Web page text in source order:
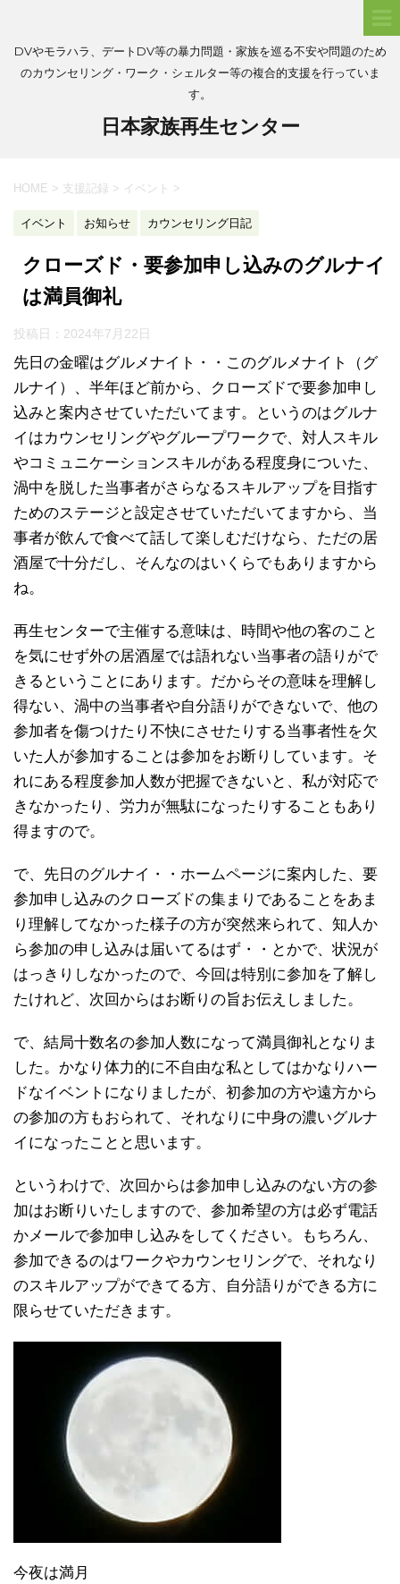
DVやモラハラ、デートDV等の暴力問題・家族を巡る不安や問題のため
のカウンセリング・ワーク・シェルター等の複合的支援を行っていま
す。
日本家族再生センター
HOME > 支援記録 > イベント >
イベント お知らせ カウンセリング日記
クローズド・要参加申し込みのグルナイ
は満員御礼
投稿日： 2024年7月22日
先日の金曜はグルメナイト・・このグルメナイト（グ
ルナイ）、半年ほど前から、クローズドで要参加申し
込みと案内させていただいてます。というのはグルナ
イはカウンセリングやグループワークで、対人スキル
やコミュニケーションスキルがある程度身についた、
渦中を脱した当事者がさらなるスキルアップを目指す
ためのステージと設定させていただいてますから、当
事者が飲んで食べて話して楽しむだけなら、ただの居
酒屋で十分だし、そんなのはいくらでもありますから
ね。
再生センターで主催する意味は、時間や他の客のこと
を気にせず外の居酒屋では語れない当事者の語りがで
きるということにあります。だからその意味を理解し
得ない、渦中の当事者や自分語りができないで、他の
参加者を傷つけたり不快にさせたりする当事者性を欠
いた人が参加することは参加をお断りしています。そ
れにある程度参加人数が把握できないと、私が対応で
きなかったり、労力が無駄になったりすることもあり
得ますので。
で、先日のグルナイ・・ホームページに案内した、要
参加申し込みのクローズドの集まりであることをあま
り理解してなかった様子の方が突然来られて、知人か
ら参加の申し込みは届いてるはず・・とかで、状況が
はっきりしなかったので、今回は特別に参加を了解し
たけれど、次回からはお断りの旨お伝えしました。
で、結局十数名の参加人数になって満員御礼となりま
した。かなり体力的に不自由な私としてはかなりハー
ドなイベントになりましたが、初参加の方や遠方から
の参加の方もおられて、それなりに中身の濃いグルナ
イになったことと思います。
というわけで、次回からは参加申し込みのない方の参
加はお断りいたしますので、参加希望の方は必ず電話
かメールで参加申し込みをしてください。もちろん、
参加できるのはワークやカウンセリングで、それなり
のスキルアップができてる方、自分語りができる方に
限らせていただきます。
今夜は満月